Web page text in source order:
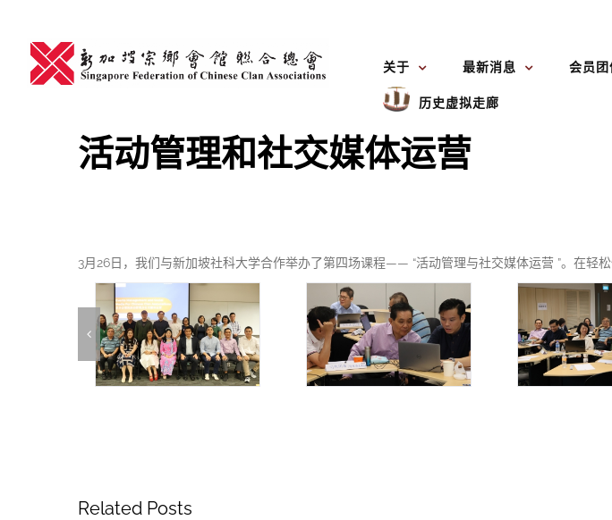
content
关于
最新消息 会员团
历史虚拟走廊
活动管理和社交媒体运营
3月26日，我们与新加坡社科大学合作举办了第四场课程—— “活动管理与社交媒体运营 ”。在轻
Related Posts